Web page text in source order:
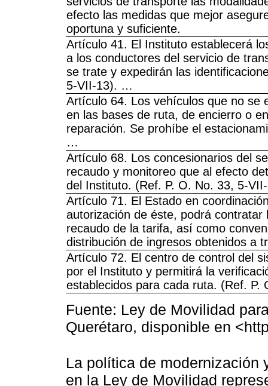
efecto las medidas que mejor
oportuna y suficiente.
Artículo 41. El Instituto establecerá
a los conductores del servicio de
se trate y expedirán las
5-VII-13). …
Artículo 64. Los vehículos que no se
en las bases de ruta, de encierro o
reparación. Se prohíbe el
…
Artículo 68. Los concesionarios del
recaudo y monitoreo que al efecto
del Instituto. (Ref. P. O. No. 33, 5-
Artículo 71. El Estado en
autorización de éste, podrá
recaudo de la tarifa, así como
distribución de ingresos obtenidos a
Artículo 72. El centro de control del
por el Instituto y permitirá la
establecidos para cada ruta. (Ref. P.
Fuente: Ley de Movilidad
Querétaro, disponible en
La política de modernización
en la Ley de Movilidad